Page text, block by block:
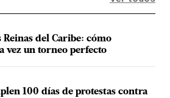
del Caribe: cómo
vez un torneo perfecto
100 días de protestas contra